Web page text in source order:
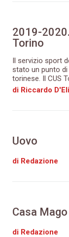
2019-
Torino
Il servizio sport
stato un punto
torinese. Il CUS
di Riccardo
Uovo
di Redazione
Casa Mago
di Redazione